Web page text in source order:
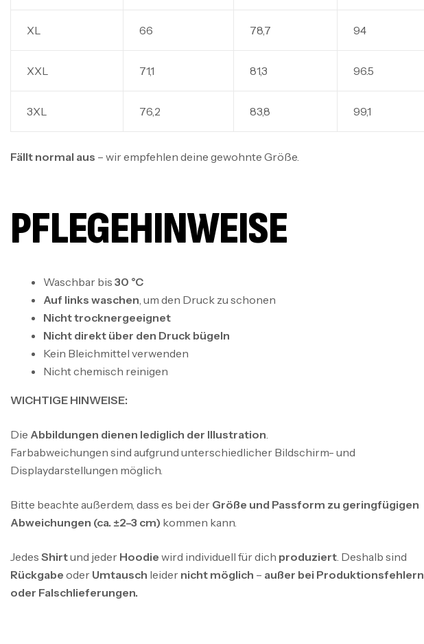
XL 66 78,7 94
XXL 71,1 81,3 96.5
3XL 76,2 83,8 99,1
Fällt normal aus – wir empfehlen deine gewohnte Größe.
PFLEGEHINWEISE
Waschbar bis 30 °C
Auf links waschen, um den Druck zu schonen
Nicht trocknergeeignet
Nicht direkt über den Druck bügeln
Kein Bleichmittel verwenden
Nicht chemisch reinigen
WICHTIGE HINWEISE:
Die Abbildungen dienen lediglich der Illustration.
Farbabweichungen sind aufgrund unterschiedlicher Bildschirm- und
Displaydarstellungen möglich.
Bitte beachte außerdem, dass es bei der Größe und Passform zu geringfügigen
Abweichungen (ca. ±2–3 cm) kommen kann.
Jedes Shirtund jeder Hoodie wird individuell für dich produziert. Deshalb sind
Rückgabe oder Umtausch leider nicht möglich – außer bei Produktionsfehlern
oder Falschlieferungen.